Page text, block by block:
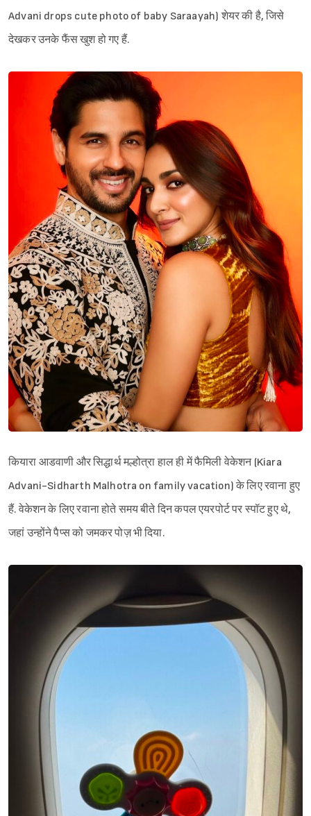
Advani drops cute photo of baby Saraayah) शेयर की है, जिसे
देखकर उनके फैंस खुश हो गए हैं.
कियारा आडवाणी और सिद्धार्थ मल्होत्रा हाल ही में फैमिली वेकेशन (Kiara
Advani-Sidharth Malhotra on family vacation) के लिए रवाना हुए
हैं. वेकेशन के लिए रवाना होते समय बीते दिन कपल एयरपोर्ट पर स्पॉट हुए थे,
जहां उन्होंने पैप्स को जमकर पोज़ भी दिया.